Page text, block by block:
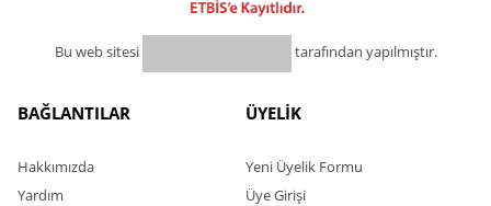
Bu web sitesi tarafından yapılmıştır.
BAĞLANTILAR
Hakkımızda
Yardım
ÜYELİK
Yeni Üyelik Formu
Üye Girişi